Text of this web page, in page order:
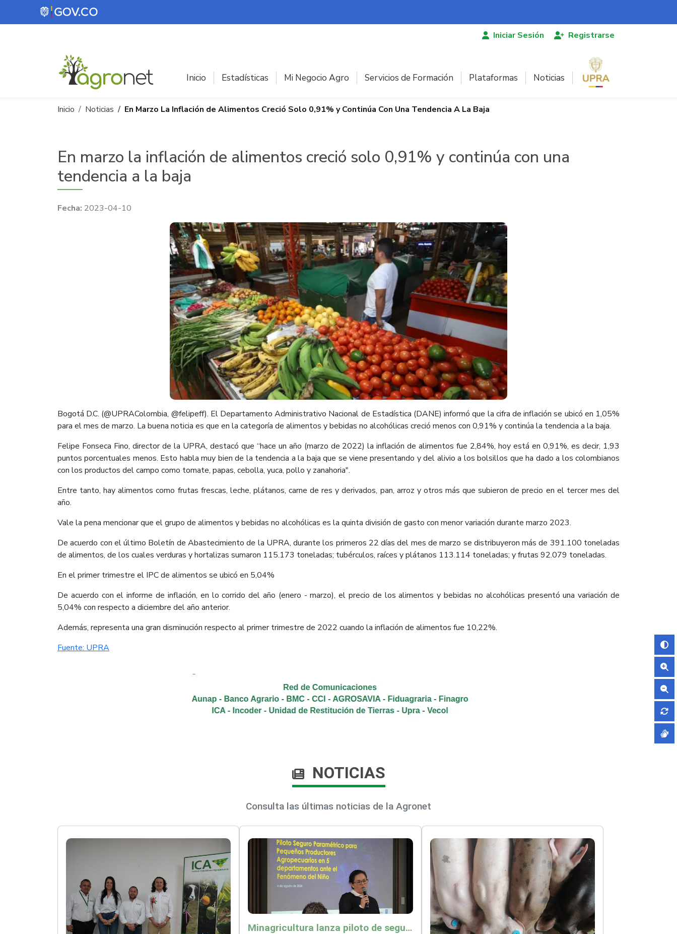
Pasar al contenido principal
Iniciar Sesión Registrarse
Inicio Estadísticas Mi Negocio Agro Servicios de Formación Plataformas Noticias
Ruta de navegación
Inicio Noticias En Marzo La Inflación de Alimentos Creció Solo 0,91% y Continúa Con Una Tendencia A La Baja
En marzo la inflación de alimentos creció solo 0,91% y continúa con una
tendencia a la baja
2023-04-10
Bogotá D.C. (@UPRAColombia, @felipeff). El Departamento Administrativo Nacional de Estadística (DANE) informó que la cifra de inflación se ubicó en 1,05%
para el mes de marzo. La buena noticia es que en la categoría de alimentos y bebidas no alcohólicas creció menos con 0,91% y continúa la tendencia a la baja.
Felipe Fonseca Fino, director de la UPRA, destacó que “hace un año (marzo de 2022) la inflación de alimentos fue 2,84%, hoy está en 0,91%, es decir, 1,93
puntos porcentuales menos. Esto habla muy bien de la tendencia a la baja que se viene presentando y del alivio a los bolsillos que ha dado a los colombianos
con los productos del campo como tomate, papas, cebolla, yuca, pollo y zanahoria".
Entre tanto, hay alimentos como frutas frescas, leche, plátanos, carne de res y derivados, pan, arroz y otros más que subieron de precio en el tercer mes del
año.
Vale la pena mencionar que el grupo de alimentos y bebidas no alcohólicas es la quinta división de gasto con menor variación durante marzo 2023.
De acuerdo con el último Boletín de Abastecimiento de la UPRA, durante los primeros 22 días del mes de marzo se distribuyeron más de 391.100 toneladas
de alimentos, de los cuales verduras y hortalizas sumaron 115.173 toneladas; tubérculos, raíces y plátanos 113.114 toneladas; y frutas 92.079 toneladas.
En el primer trimestre el IPC de alimentos se ubicó en 5,04%
De acuerdo con el informe de inflación, en lo corrido del año (enero - marzo), el precio de los alimentos y bebidas no alcohólicas presentó una variación de
5,04% con respecto a diciembre del año anterior.
Además, representa una gran disminución respecto al primer trimestre de 2022 cuando la inflación de alimentos fue 10,22%.​
Fuente: UPRA​
NOTICIAS
Consulta las últimas noticias de la Agronet
Minagricultura lanza piloto de seguro agropecuario por $9.625 millones para proteger a más de 14.000 pequeños productores contra riesgos del Fenómeno de El Niño